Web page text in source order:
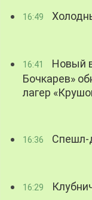
16:49
16:41
Новый
Бочкарев»
лагер
16:36 Спешл-
16:29